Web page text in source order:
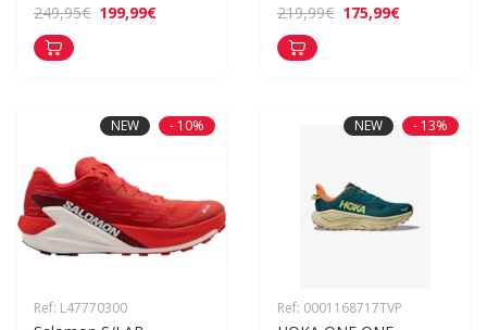
249,95€ 199,99€
219,99€ 175,99€
NEW - 10%
Ref: L47770300
NEW - 13%
Ref: 0001168717TVP